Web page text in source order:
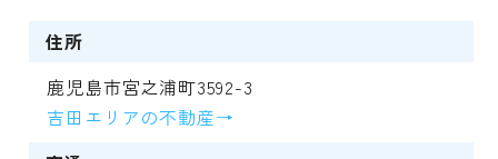
住所
鹿児島市宮之浦町3592-3
吉田エリアの不動産→